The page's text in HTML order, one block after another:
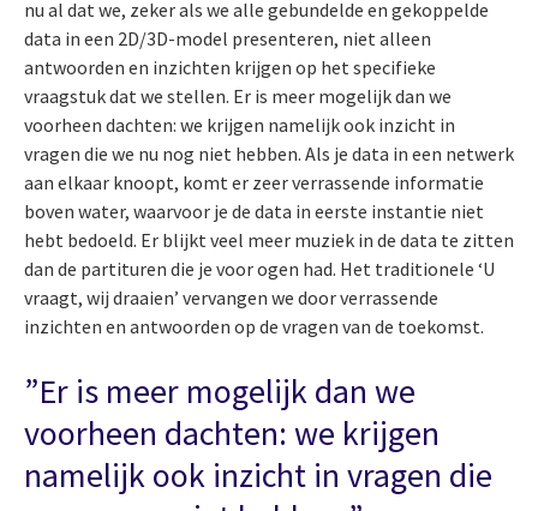
nu al dat we, zeker als we alle gebundelde en gekoppelde
data in een 2D/3D-model presenteren, niet alleen
antwoorden en inzichten krijgen op het specifieke
vraagstuk dat we stellen. Er is meer mogelijk dan we
voorheen dachten: we krijgen namelijk ook inzicht in
vragen die we nu nog niet hebben. Als je data in een netwerk
aan elkaar knoopt, komt er zeer verrassende informatie
boven water, waarvoor je de data in eerste instantie niet
hebt bedoeld. Er blijkt veel meer muziek in de data te zitten
dan de partituren die je voor ogen had. Het traditionele ‘U
vraagt, wij draaien’ vervangen we door verrassende
inzichten en antwoorden op de vragen van de toekomst.
”Er is meer mogelijk dan we
voorheen dachten: we krijgen
namelijk ook inzicht in vragen die